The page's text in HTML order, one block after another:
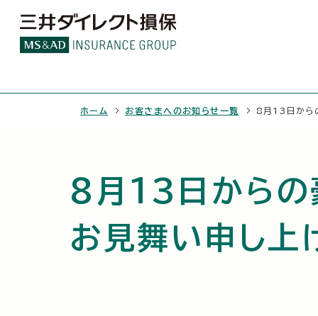
ホーム お客さまへのお知らせ一覧 8月13日から
8月13日からの
お見舞い申し上